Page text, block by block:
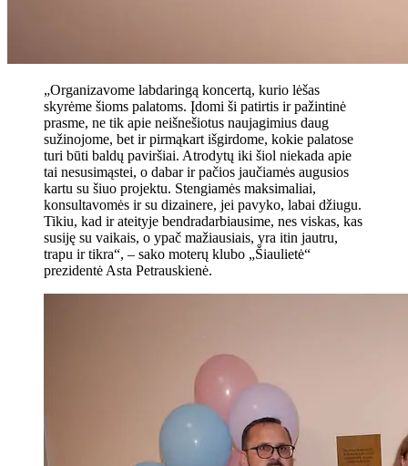
„Organizavome labdaringą koncertą, kurio lėšas
skyrėme šioms palatoms. Įdomi ši patirtis ir pažintinė
prasme, ne tik apie neišnešiotus naujagimius daug
sužinojome, bet ir pirmąkart išgirdome, kokie palatose
turi būti baldų paviršiai. Atrodytų iki šiol niekada apie
tai nesusimąstei, o dabar ir pačios jaučiamės augusios
kartu su šiuo projektu. Stengiamės maksimaliai,
konsultavomės ir su dizainere, jei pavyko, labai džiugu.
Tikiu, kad ir ateityje bendradarbiausime, nes viskas, kas
susiję su vaikais, o ypač mažiausiais, yra itin jautru,
trapu ir tikra“, – sako moterų klubo „Šiaulietė“
prezidentė Asta Petrauskienė.